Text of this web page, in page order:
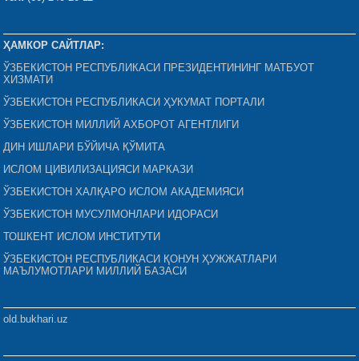
ҲАМКОР САЙТЛАР:
ЎЗБЕКИСТОН РЕСПУБЛИКАСИ ПРЕЗИДЕНТИНИНГ МАТБУОТ
ХИЗМАТИ
ЎЗБЕКИСТОН РЕСПУБЛИКАСИ ҲУКУМАТ ПОРТАЛИ
ЎЗБЕКИСТОН МИЛЛИЙ АХБОРОТ АГЕНТЛИГИ
ДИН ИШЛАРИ БЎЙИЧА ҚЎМИТА
ИСЛОМ ЦИВИЛИЗАЦИЯСИ МАРКАЗИ
ЎЗБЕКИСТОН ХАЛҚАРО ИСЛОМ АКАДЕМИЯСИ
ЎЗБЕКИСТОН МУСУЛМОНЛАРИ ИДОРАСИ
ТОШКЕНТ ИСЛОМ ИНСТИТУТИ
ЎЗБЕКИСТОН РЕСПУБЛИКАСИ ҚОНУН ҲУЖЖАТЛАРИ
МАЪЛУМОТЛАРИ МИЛЛИЙ БАЗАСИ
old.bukhari.uz